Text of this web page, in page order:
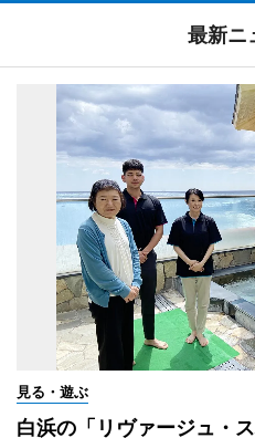
最新ニ
見る・遊ぶ
白浜の「リヴァージュ・